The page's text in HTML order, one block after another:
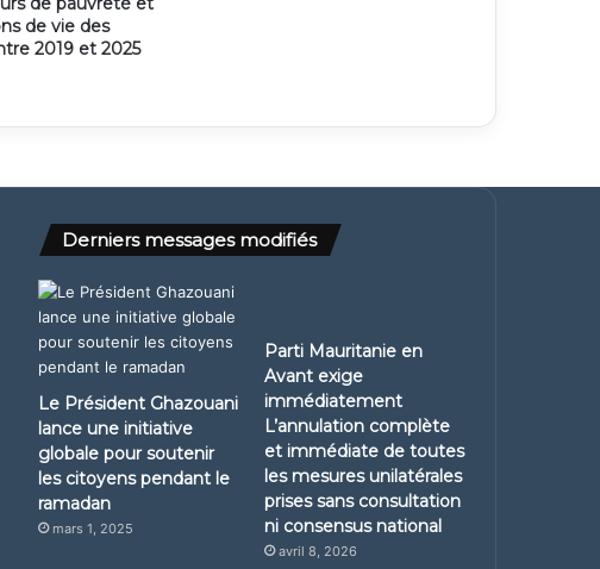
de vie des
2019 et 2025
Derniers messages modifiés
Le Président Ghazouani
lance une initiative
globale pour soutenir
les citoyens pendant le
ramadan
mars 1, 2025
Parti Mauritanie en
Avant exige
immédiatement
L’annulation complète
et immédiate de toutes
les mesures unilatérales
prises sans consultation
ni consensus national
avril 8, 2026